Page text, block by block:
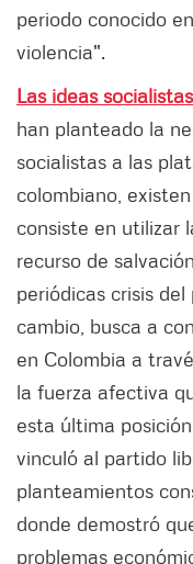
periodo conocido
violencia".
Las ideas
han planteado la
socialistas a las
colombiano,
consiste en utilizar
recurso de
periódicas crisis
cambio, busca a
en Colombia a
la fuerza afectiva
esta última
vinculó al partido
planteamientos
donde demostró
problemas